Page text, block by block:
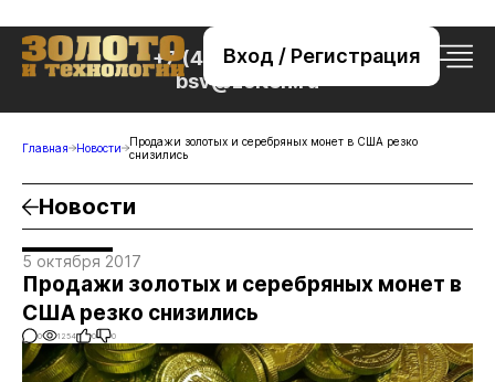
Вход / Регистрация
+7 (495) 221-76-32
bsv@zolteh.ru
Главная Новости
Продажи золотых и серебряных монет в США резко
снизились
Новости
5 октября 2017
Продажи золотых и серебряных монет в
США резко снизились
0 1254 0 0